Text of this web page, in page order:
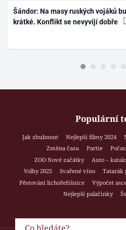
Šándor: Na masy ruských vojáků
krátké. Konflikt se nevyvíjí dobře
Populární
Jak zhubnout Nejlepší filmy 2024
Změna času
Partie
ZOO Nové začátky
Auto –
Volby 2025
Svařené víno Tatarák
Pěstování lichořeřišnice
Výpočet
Nejlepší palačinky